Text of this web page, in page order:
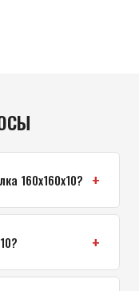
160x160x10?